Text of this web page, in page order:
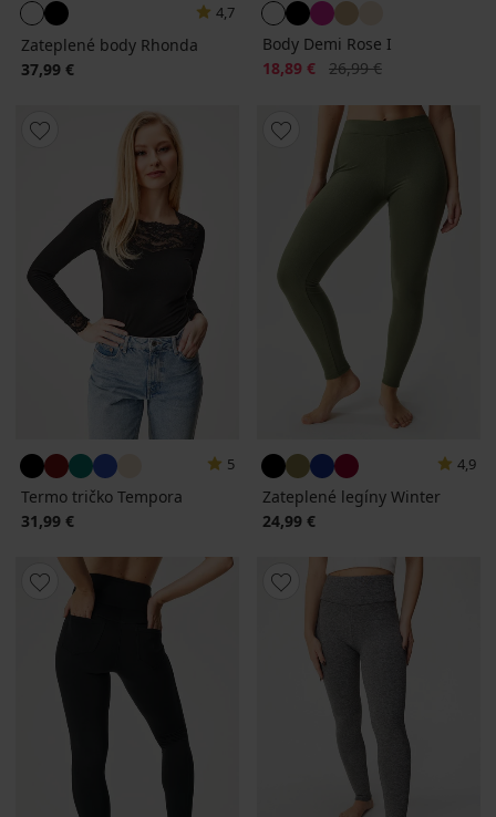
4,7
Zateplené body Rhonda
37,99 €
Body Demi Rose I
Zľava
18,89 € Pôvodná cena
26,99 €
5
Termo tričko Tempora
31,99 €
4,9
Zateplené legíny Winter
24,99 €